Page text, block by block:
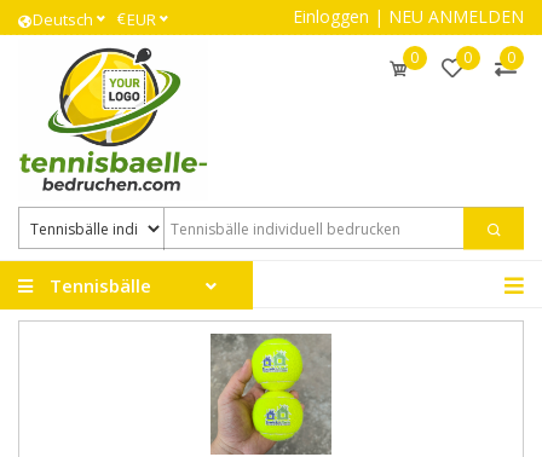
Deutsch €EUR Einloggen | NEU ANMELDEN
0 0 0
Tennisbälle